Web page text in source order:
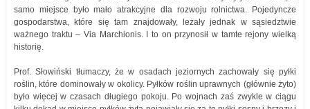
samo miejsce było mało atrakcyjne dla rozwoju rolnictwa. Pojedyncze
gospodarstwa, które się tam znajdowały, leżały jednak w sąsiedztwie
ważnego traktu – Via Marchionis. I to on przynosił w tamte rejony wielką
historię.
Prof. Słowiński tłumaczy, że w osadach jeziornych zachowały się pyłki
roślin, które dominowały w okolicy. Pyłków roślin uprawnych (głównie żyto)
było więcej w czasach długiego pokoju. Po wojnach zaś zwykle w ciągu